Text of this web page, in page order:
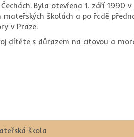
Byla otevřena 1. září 1990
školách a po řadě
v Praze.
dítěte s důrazem na citovou a
škola